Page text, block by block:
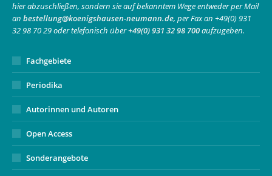
new
window
new
window
in
new
window
hier abzuschließen, sondern sie auf bekanntem Wege entweder per Mail
an bestellung@koenigshausen-neumann.de, per Fax an +49(0) 931
32 98 70 29 oder telefonisch über+49(0) 931 32 98 700aufzugeben.
Fachgebiete
Periodika
Autorinnen und Autoren
Open Access
Sonderangebote